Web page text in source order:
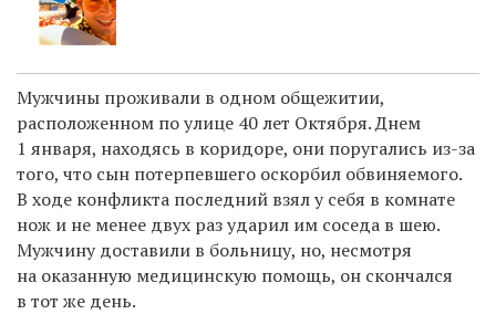
Мужчины проживали в одном общежитии,
расположенном по улице 40 лет Октября. Днем
1 января, находясь в коридоре, они поругались из-за
того, что сын потерпевшего оскорбил обвиняемого.
В ходе конфликта последний взял у себя в комнате
нож и не менее двух раз ударил им соседа в шею.
Мужчину доставили в больницу, но, несмотря
на оказанную медицинскую помощь, он скончался
в тот же день.